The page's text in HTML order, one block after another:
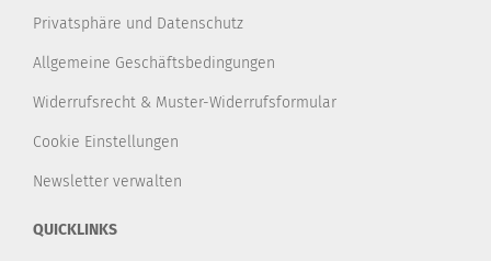
Privatsphäre und Datenschutz
Allgemeine Geschäftsbedingungen
Widerrufsrecht & Muster-Widerrufsformular
Cookie Einstellungen
Newsletter verwalten
QUICKLINKS